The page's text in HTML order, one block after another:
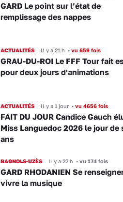
GARD Le point sur l’état de
remplissage des nappes
ACTUALITÉS Il y a 21 h •vu 659 fois
GRAU-DU-ROI Le FFF Tour fait
pour deux jours d'animations
ACTUALITÉS Il y a 1 jour •vu 4656 fois
FAIT DU JOUR Candice Gauch
Miss Languedoc 2026 le jour de
ans
BAGNOLS-UZÈS Il y a 22 h •vu 174 fois
GARD RHODANIEN Se
vivre la musique